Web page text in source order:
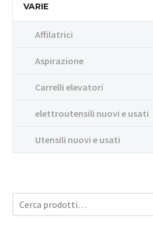
VARIE
Affilatrici
Aspirazione
Carrelli elevatori
elettroutensili nuovi e usati
Utensili nuovi e usati